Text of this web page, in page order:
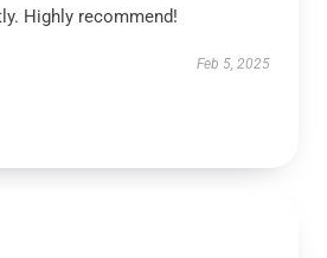
Highly recommend!
Feb 5, 2025